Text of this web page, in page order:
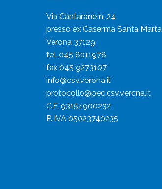
Via Cantarane n. 24
presso ex Caserma Santa Marta
Verona 37129
tel. 045 8011978
fax 045 9273107
info@csv.verona.it
protocollo@pec.csv.verona.it
C.F. 93154900232
P. IVA 05023740235